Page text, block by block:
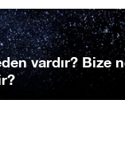
vardır? Bize